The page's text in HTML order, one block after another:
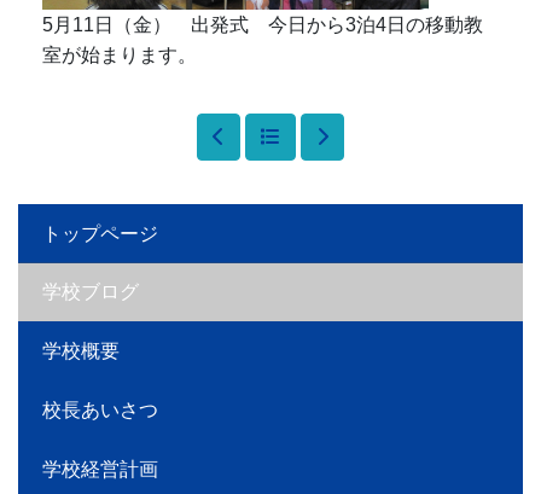
トップページ
学校ブログ
学校概要
校長あいさつ
学校経営計画
5月11日（金） 出発式 今日から3泊4日の移動教
室が始まります。